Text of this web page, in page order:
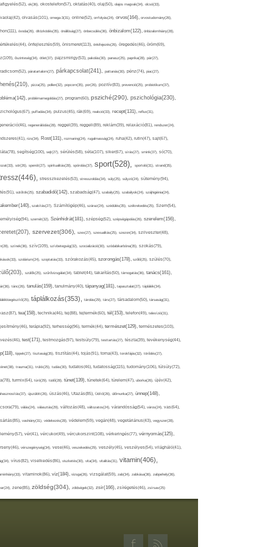
ok(36), okostelefon(57), oktatás(40), olaj(50), olajos magvak(34), olcsó(33),
olvasás(101), omega-3(31), online(52), orrfolyás(24), orvos(164), orvostudomány(26),
óvoda(26), öltözködés(35), önállóság(27), önbecsülés(36), önbizalom(122), önbizalomhiány(28),
önfejlesztés(59), önismeret(113), önkifejezés(26), öregedés(46), öröm(69),
őszinteség(34), ötlet(37), pajzsmirigy(53), pakolás(30), panasz(25), paprika(28), pár(27),
páratartalom(27), párkapcsolat(241), pattanás(30), pénz(74), piac(27),
pizza(25), pollen(32), popcorn(35), por(26), pozitív(83), prevenció(25), probiotikum(37),
problémamegoldás(27), program(60), psziché(290), pszichológia(230),
puffadás(34), pulzus(45), rák(69), reakció(33), recept(131), reflux(31),
regenerálódás(28), reggel(39), reggeli(89), reklám(39), relaxáció(81), rendszer(24),
rizs(34), Rost(131), rozmaring(24), rugalmasság(24), ruha(42), rutin(47), sajt(67),
segítség(100), sejt(27), sérülés(58), séta(107), siker(67), sírás(27), smink(37), só(70),
sör(26), spenót(27), spiritualitás(28), spórolás(37), sport(528), sportoló(31), strand(35),
stresszkezelés(53), stresszoldás(34), súly(25), súlyzó(24), sütemény(94),
sütőtök(25), szabadidő(142), szabadság(47), szabály(25), szabályok(24), szájhigiénia(24),
szakítás(27), Számítógép(46), száraz(24), szédülés(35), székrekedés(25), Szem(54),
szemét(32), Szénhidrát(181), szépség(52), szépségápolás(26), szerelem(156),
szervezet(306), szex(27), szexualitás(25), szezon(34), szilveszter(48),
színek(36), szív(109), szívbetegség(32), szocializáció(30), szódabikarbóna(35), szokás(79),
szolárium(24), szoptatás(33), szórakozás(45), szorongás(178), szőlő(25), szülés(70),
szülők(25), szűrővizsgálat(34), tablet(44), takarítás(50), támogatás(36), tanács(161),
tánc(26), tanulás(159), tanulmány(40), tápanyag(181), tapasztalat(27), táplálék(34),
táplálkozás(353), tárolás(29), társ(27), társadalom(50), társaság(31),
tea(158), technika(46), tej(88), tejtermék(60), tél(153), telefon(49), televízió(31),
terápia(92), terhesség(96), termék(44), természet(129), természetes(103),
test(171), testmozgás(97), testsúly(79), testtartás(27), tészta(39), tevékenység(44),
tippek(27), tisztaság(35), tisztítás(44), tojás(91), torna(43), torokfájás(32), törődés(27),
trauma(31), trükk(25), tudás(30), tudatos(46), tudatosság(115), tudomány(106), túlsúly(72),
turmix(64), túró(29), tüdő(28), tünet(139), tünetek(64), türelem(47), uborka(26), újév(42),
újszülött(26), úszás(46), Utazás(85), Üdítő(26), ülőmunka(27), ünnep(148),
válás(24), választás(29), változás(48), változatos(24), várandósság(54), város(24), vas(64),
vashiány(31), védekezés(28), védelem(59), vegán(48), vegetáriánus(43), vegyszer(28),
vér(41), vércukor(49), vércukorszint(108), vérkeringés(77), vérnyomás(125),
vérszegénység(34), vese(46), veszekedés(29), veszély(45), veszélyes(54), világháló(41),
vírus(82), viselkedés(86), viszketés(30), vita(34), vitalitás(31), vitamin(406),
vitaminok(86), víz(184), vizsga(26), vizsgálat(59), zab(34), zabkása(36), zabpehely(36),
zene(85), zöldség(304), zöldségek(32), zsír(166), zsírégetés(46), zsírsav(25)